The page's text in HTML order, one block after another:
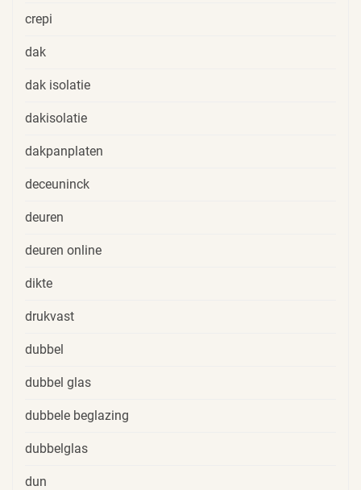
crepi
dak
dak isolatie
dakisolatie
dakpanplaten
deceuninck
deuren
deuren online
dikte
drukvast
dubbel
dubbel glas
dubbele beglazing
dubbelglas
dun